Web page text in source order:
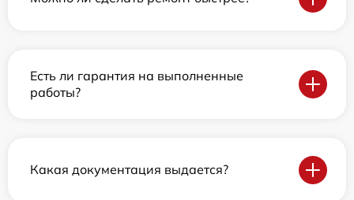
Есть ли гарантия на выполненные
работы?
Какая документация выдается?